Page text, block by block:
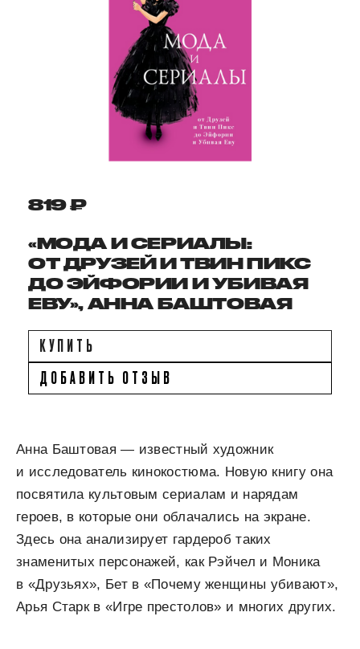
819 ₽
«МОДА И СЕРИАЛЫ:
ОТ ДРУЗЕЙ И ТВИН ПИКС
ДО ЭЙФОРИИ И УБИВАЯ
ЕВУ», АННА БАШТОВАЯ
КУПИТЬ
ДОБАВИТЬ ОТЗЫВ
Анна Баштовая — известный художник
и исследователь кинокостюма. Новую книгу она
посвятила культовым сериалам и нарядам
героев, в которые они облачались на экране.
Здесь она анализирует гардероб таких
знаменитых персонажей, как Рэйчел и Моника
в «Друзьях», Бет в «Почему женщины убивают»,
Арья Старк в «Игре престолов» и многих других.